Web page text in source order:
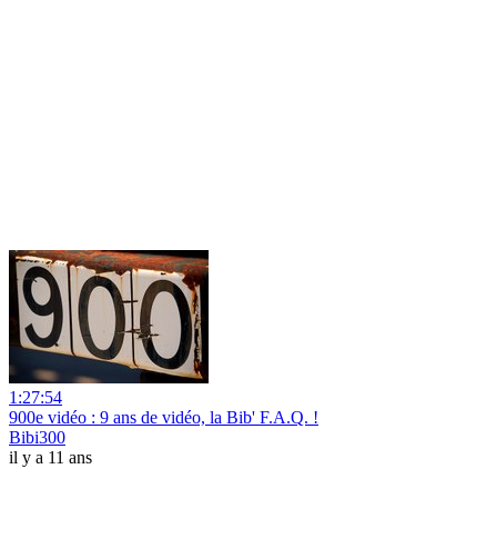
1:27:54
900e vidéo : 9 ans de vidéo, la Bib' F.A.Q. !
Bibi300
il y a 11 ans